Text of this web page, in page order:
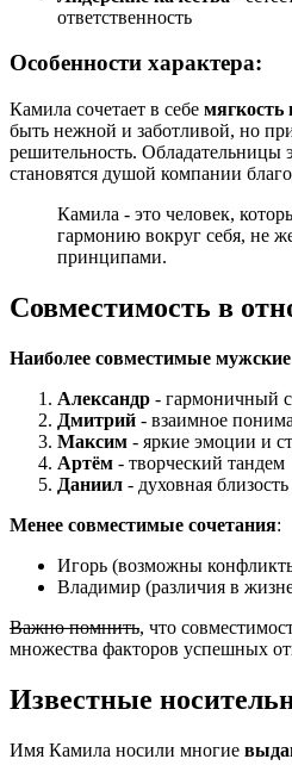
ответственность
Особенности характера:
Камила сочетает в себе мягкость
быть нежной и заботливой, но
решительность. Обладательницы
становятся душой компании
Камила - это человек,
гармонию вокруг себя, не
принципами.
Совместимость в
Наиболее совместимые
Александр - гармоничный
Дмитрий - взаимное
Максим - яркие эмоции и
Артём - творческий тандем
Даниил - духовная близость
Менее совместимые сочетания:
Игорь (возможны
Владимир (различия в
Важно помнить, что
множества факторов успешных
Известные
Имя Камила носили многие